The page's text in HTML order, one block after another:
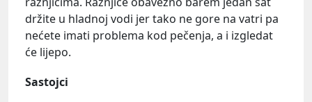
držite u hladnoj vodi jer tako ne gore na vatri pa
nećete imati problema kod pečenja, a i izgledat
će lijepo.
Sastojci